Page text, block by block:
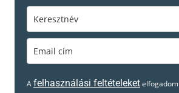
Afelhasználási feltételeketelfogadom